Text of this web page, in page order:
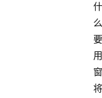
什
么
要
用
窗
将